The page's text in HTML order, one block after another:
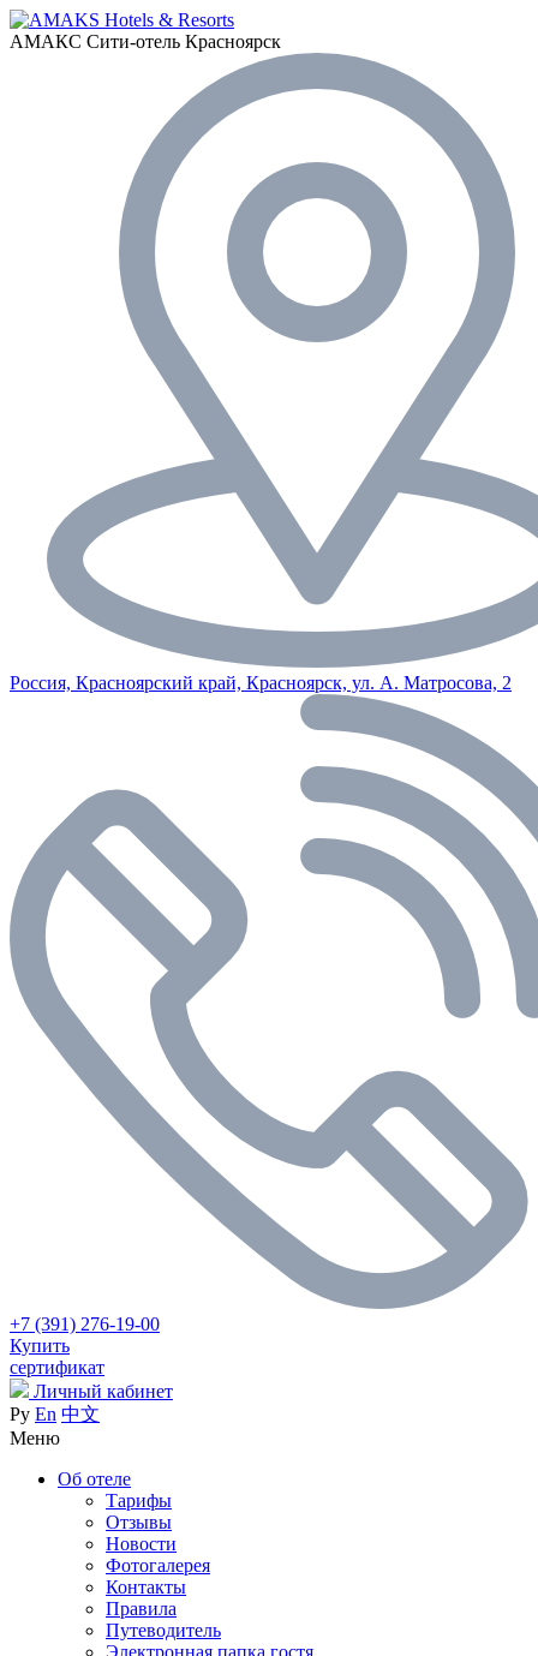
АМАКС Сити-отель Красноярск
Россия, Красноярский край, Красноярск, ул. А. Матросова, 2
+7 (391) 276-19-00
Купить
сертификат
Личный кабинет
Ру En 中文
Меню
Об отеле
Тарифы
Отзывы
Новости
Фотогалерея
Контакты
Правила
Путеводитель
Электронная папка гостя